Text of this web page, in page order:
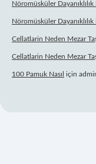
Nöromüsküler
Nöromüsküler
Cellatlarin Neden Mezar
Cellatlarin Neden Mezar
100 Pamuk Nasıl için